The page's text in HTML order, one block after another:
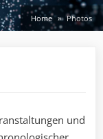
Home Photos
und